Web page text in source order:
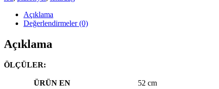
Açıklama
Değerlendirmeler (0)
Açıklama
ÖLÇÜLER:
ÜRÜN EN
52 cm